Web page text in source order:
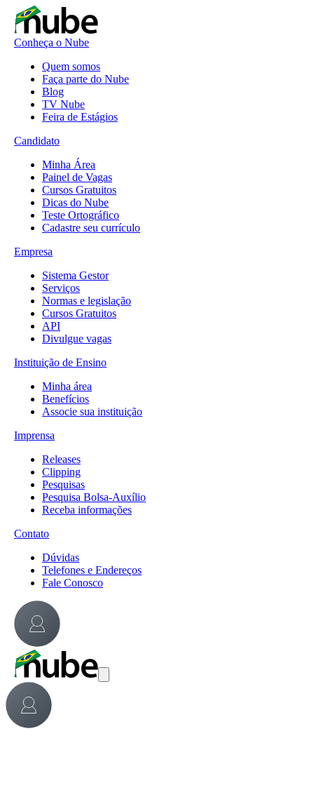
Conheça o Nube
Quem somos
Faça parte do Nube
Blog
TV Nube
Feira de Estágios
Candidato
Minha Área
Painel de Vagas
Cursos Gratuitos
Dicas do Nube
Teste Ortográfico
Cadastre seu currículo
Empresa
Sistema Gestor
Serviços
Normas e legislação
Cursos Gratuitos
API
Divulgue vagas
Instituição de Ensino
Minha área
Benefícios
Associe sua instituição
Imprensa
Releases
Clipping
Pesquisas
Pesquisa Bolsa-Auxílio
Receba informações
Contato
Dúvidas
Telefones e Endereços
Fale Conosco